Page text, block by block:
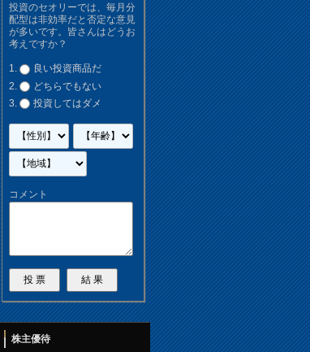
投資のセオリーでは、毎月分
配型は非効率だと否定な意見
が多いです。皆さんはどうお
考えですか？
良い投資商品だ
どちらでもない
投資してはダメ
コメント
株主優待